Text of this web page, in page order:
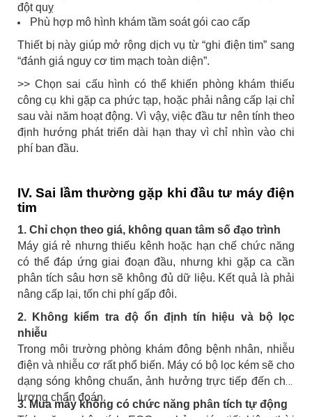
đột quỵ
Phù hợp mô hình khám tầm soát gói cao cấp
Thiết bị này giúp mở rộng dịch vụ từ “ghi điện tim” sang
“đánh giá nguy cơ tim mạch toàn diện”.
>> Chọn sai cấu hình có thể khiến phòng khám thiếu
công cụ khi gặp ca phức tạp, hoặc phải nâng cấp lại chỉ
sau vài năm hoạt động. Vì vậy, việc đầu tư nên tính theo
định hướng phát triển dài hạn thay vì chỉ nhìn vào chi
phí ban đầu.
IV. Sai lầm thường gặp khi đầu tư máy điện
tim
1. Chỉ chọn theo giá, không quan tâm số đạo trình
Máy giá rẻ nhưng thiếu kênh hoặc hạn chế chức năng
có thể đáp ứng giai đoạn đầu, nhưng khi gặp ca cần
phân tích sâu hơn sẽ không đủ dữ liệu. Kết quả là phải
nâng cấp lại, tốn chi phí gấp đôi.
2. Không kiểm tra độ ổn định tín hiệu và bộ lọc
nhiễu
Trong môi trường phòng khám đông bệnh nhân, nhiễu
điện và nhiễu cơ rất phổ biến. Máy có bộ lọc kém sẽ cho
dạng sóng không chuẩn, ảnh hưởng trực tiếp đến chất
lượng chẩn đoán.
3. Mua máy không có chức năng phân tích tự động